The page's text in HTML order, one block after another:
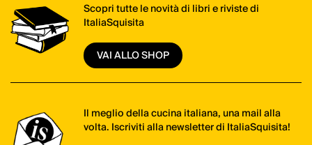
Scopri tutte le novità di libri e riviste di
ItaliaSquisita
VAI ALLO SHOP
Il meglio della cucina italiana, una mail alla
volta. Iscriviti alla newsletter di ItaliaSquisita!